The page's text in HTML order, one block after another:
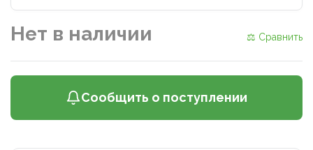
Нет в наличии ⚖ Сравнить
Сообщить о поступлении